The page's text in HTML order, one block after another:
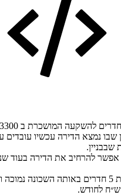
שבו נמצא הדירה עכשיו עובדים
שבבניין.
הביקוש לדירות 5 חדרים באותה